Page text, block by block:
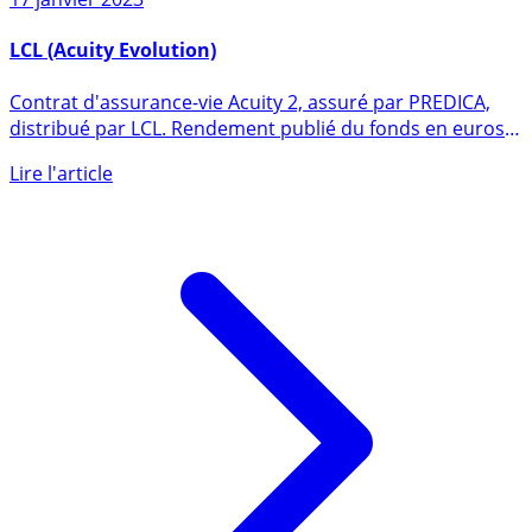
17 janvier 2023
LCL (Acuity Evolution)
Contrat d'assurance-vie Acuity 2, assuré par PREDICA,
distribué par LCL. Rendement publié du fonds en euros